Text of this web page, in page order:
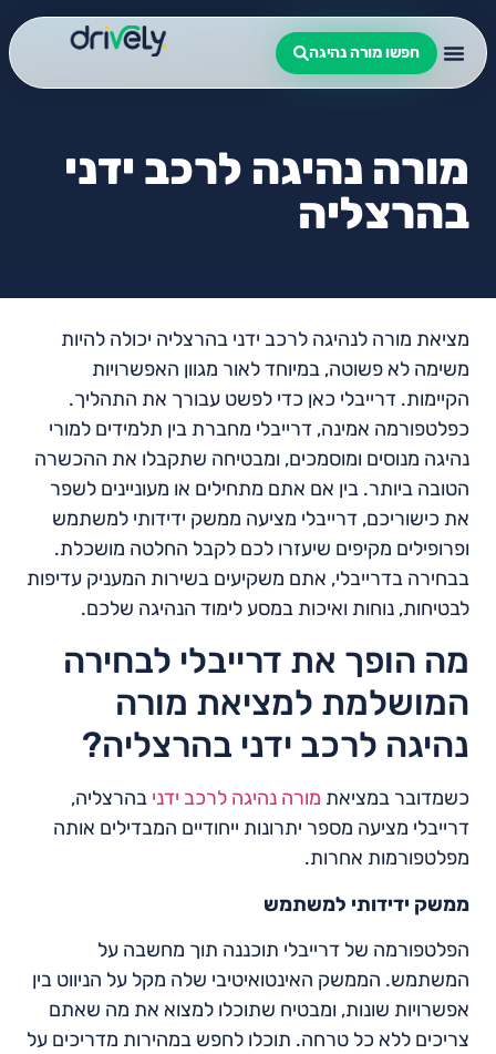
חפשו מורה נהיגה
מורה נהיגה לרכב ידני
בהרצליה
מציאת מורה לנהיגה לרכב ידני בהרצליה יכולה להיות
משימה לא פשוטה, במיוחד לאור מגוון האפשרויות
הקיימות. דרייבלי כאן כדי לפשט עבורך את התהליך.
כפלטפורמה אמינה, דרייבלי מחברת בין תלמידים למורי
נהיגה מנוסים ומוסמכים, ומבטיחה שתקבלו את ההכשרה
הטובה ביותר. בין אם אתם מתחילים או מעוניינים לשפר
את כישוריכם, דרייבלי מציעה ממשק ידידותי למשתמש
ופרופילים מקיפים שיעזרו לכם לקבל החלטה מושכלת.
בבחירה בדרייבלי, אתם משקיעים בשירות המעניק עדיפות
לבטיחות, נוחות ואיכות במסע לימוד הנהיגה שלכם.
מה הופך את דרייבלי לבחירה
המושלמת למציאת מורה
נהיגה לרכב ידני בהרצליה?
כשמדובר במציאת מורה נהיגה לרכב ידני בהרצליה,
דרייבלי מציעה מספר יתרונות ייחודיים המבדילים אותה
מפלטפורמות אחרות.
ממשק ידידותי למשתמש
הפלטפורמה של דרייבלי תוכננה תוך מחשבה על
המשתמש. הממשק האינטואיטיבי שלה מקל על הניווט בין
אפשרויות שונות, ומבטיח שתוכלו למצוא את מה שאתם
צריכים ללא כל טרחה. תוכלו לחפש במהירות מדריכים על